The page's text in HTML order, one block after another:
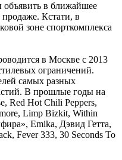
в ближайшее
Кстати, в
зоне спорткомплекса
в Москве с 2013
ограничений.
самых разных
В прошлые годы на
Red Hot Chili Peppers,
Limp Bizkit, Within
Emika, Дэвид Гетта,
Fever 333, 30 Seconds To